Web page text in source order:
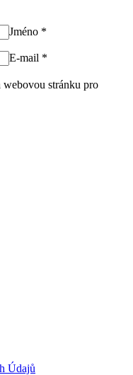
Jméno *
E-mail *
stránku pro
Údajů